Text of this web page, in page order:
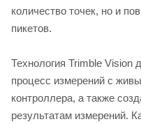
количество точек, но и
пикетов.
Технология Trimble Vision
процесс измерений с
контроллера, а также
результатам измерений.